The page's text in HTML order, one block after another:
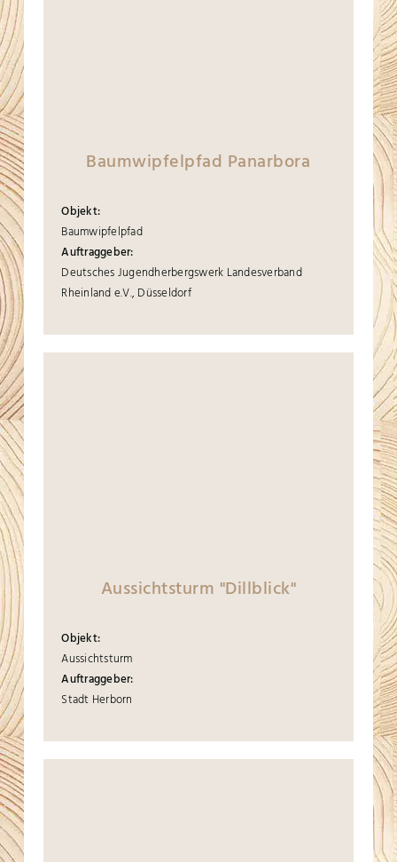
Baumwipfelpfad Panarbora
Objekt:
Baumwipfelpfad
Auftraggeber:
Deutsches Jugendherbergswerk Landesverband
Rheinland e.V., Düsseldorf
Aussichtsturm "Dillblick"
Objekt:
Aussichtsturm
Auftraggeber:
Stadt Herborn